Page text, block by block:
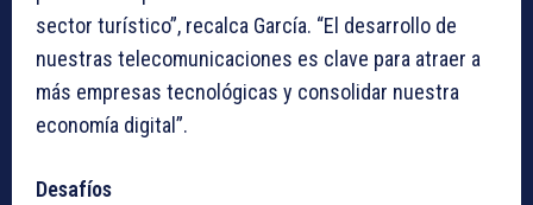
sector turístico”, recalca García. “El desarrollo de
nuestras telecomunicaciones es clave para atraer a
más empresas tecnológicas y consolidar nuestra
economía digital”.
Desafíos